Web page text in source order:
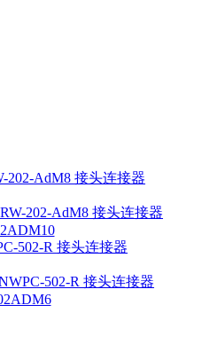
202-AdM8 接头连接器
502-R 接头连接器